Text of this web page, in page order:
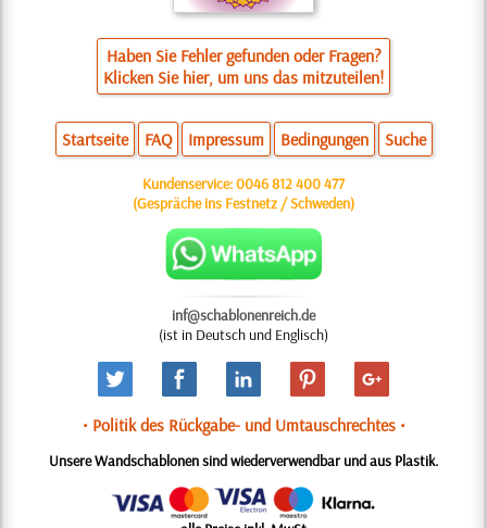
Haben Sie Fehler gefunden oder Fragen?
Klicken Sie hier, um uns das mitzuteilen!
Startseite FAQ Impressum Bedingungen Suche
Kundenservice:0046 812 400 477
(Gespräche ins Festnetz / Schweden)
inf@schablonenreich.de
(ist in Deutsch und Englisch)
• Politik des Rückgabe- und Umtauschrechtes •
Unsere Wandschablonen sind wiederverwendbar und aus Plastik.